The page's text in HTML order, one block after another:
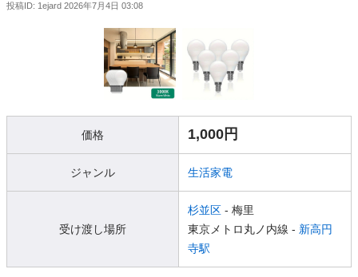
投稿ID: 1ejard 2026年7月4日 03:08
価格 1,000円
ジャンル 生活家電
受け渡し場所
杉並区 - 梅里
東京メトロ丸ノ内線 - 新高円
寺駅